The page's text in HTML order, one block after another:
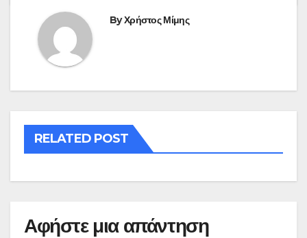
ByΧρήστος Μίμης
RELATED POST
Αφήστε μια απάντηση